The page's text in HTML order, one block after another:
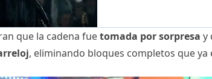
que la cadena fuetomada por sorpresa y
, eliminando bloques completos que